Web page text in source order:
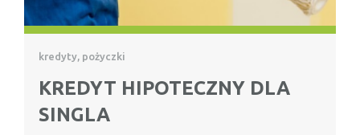
kredyty, pożyczki
KREDYT HIPOTECZNY DLA
SINGLA